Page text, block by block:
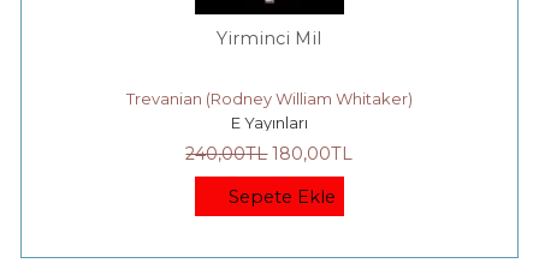
Yirminci Mil
Trevanian (Rodney William Whitaker)
E Yayınları
240,00TL 180,00TL
Sepete Ekle